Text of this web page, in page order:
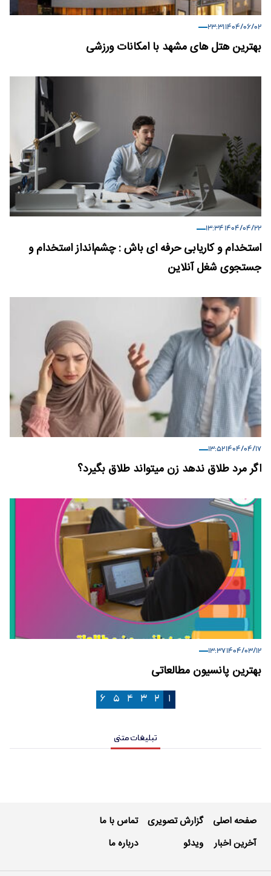
۱۴۰۴/۰۶/۰۲ ۲۳:۳۱
بهترین هتل های مشهد با امکانات ورزشی
۱۴۰۴/۰۴/۲۲ ۱۳:۳۴
استخدام و کاریابی حرفه ای باش : چشم‌انداز استخدام و
جستجوی شغل آنلاین
۱۴۰۴/۰۴/۱۷ ۱۳:۵۲
اگر مرد طلاق ندهد زن میتواند طلاق بگیرد؟
۱۴۰۴/۰۳/۱۲ ۱۳:۳۷
بهترین پانسیون مطالعاتی
۱ ۲ ۳ ۴ ۵ ۶
تبلیغات متنی
صفحه اصلی
آخرین اخبار
گزارش تصویری
ویدئو
تماس با ما
درباره ما